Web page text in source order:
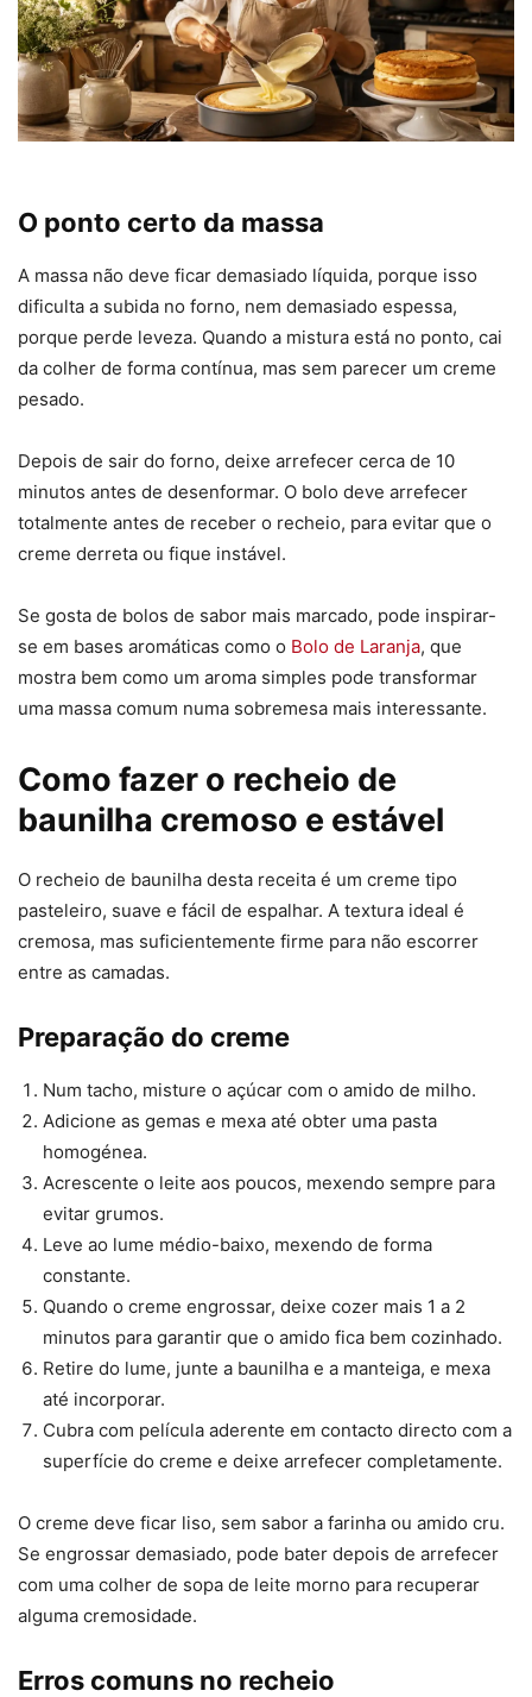
O ponto certo da massa
A massa não deve ficar demasiado líquida, porque isso
dificulta a subida no forno, nem demasiado espessa,
porque perde leveza. Quando a mistura está no ponto, cai
da colher de forma contínua, mas sem parecer um creme
pesado.
Depois de sair do forno, deixe arrefecer cerca de 10
minutos antes de desenformar. O bolo deve arrefecer
totalmente antes de receber o recheio, para evitar que o
creme derreta ou fique instável.
Se gosta de bolos de sabor mais marcado, pode inspirar-
se em bases aromáticas como o Bolo de Laranja, que
mostra bem como um aroma simples pode transformar
uma massa comum numa sobremesa mais interessante.
Como fazer o recheio de
baunilha cremoso e estável
O recheio de baunilha desta receita é um creme tipo
pasteleiro, suave e fácil de espalhar. A textura ideal é
cremosa, mas suficientemente firme para não escorrer
entre as camadas.
Preparação do creme
Num tacho, misture o açúcar com o amido de milho.
Adicione as gemas e mexa até obter uma pasta
homogénea.
Acrescente o leite aos poucos, mexendo sempre para
evitar grumos.
Leve ao lume médio-baixo, mexendo de forma
constante.
Quando o creme engrossar, deixe cozer mais 1 a 2
minutos para garantir que o amido fica bem cozinhado.
Retire do lume, junte a baunilha e a manteiga, e mexa
até incorporar.
Cubra com película aderente em contacto directo com a
superfície do creme e deixe arrefecer completamente.
O creme deve ficar liso, sem sabor a farinha ou amido cru.
Se engrossar demasiado, pode bater depois de arrefecer
com uma colher de sopa de leite morno para recuperar
alguma cremosidade.
Erros comuns no recheio